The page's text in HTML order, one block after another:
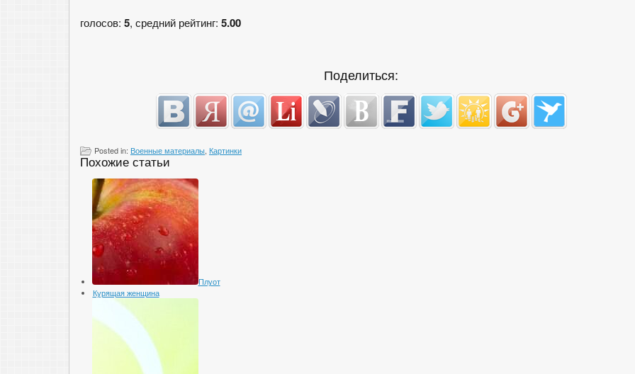
голосов: 5, средний рейтинг: 5.00
Поделиться:
Posted in: Военные материалы Картинки
Похожие статьи
Плуот
Курящая женщина